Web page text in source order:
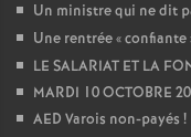
Un ministre qui ne dit
Une rentrée «confiante
LE SALARIAT ET LA
MARDI 10 OCTOBRE
AED Varois non-payés !